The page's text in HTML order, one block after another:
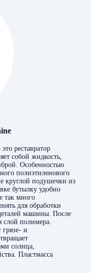
реставратор
собой жидкость,
Особенностью
полиэтиленового
круглой подушечки из
бутылку удобно
так много
для обработки
машины. После
слой полимера.
грязе- и
солнца,
Пластмасса